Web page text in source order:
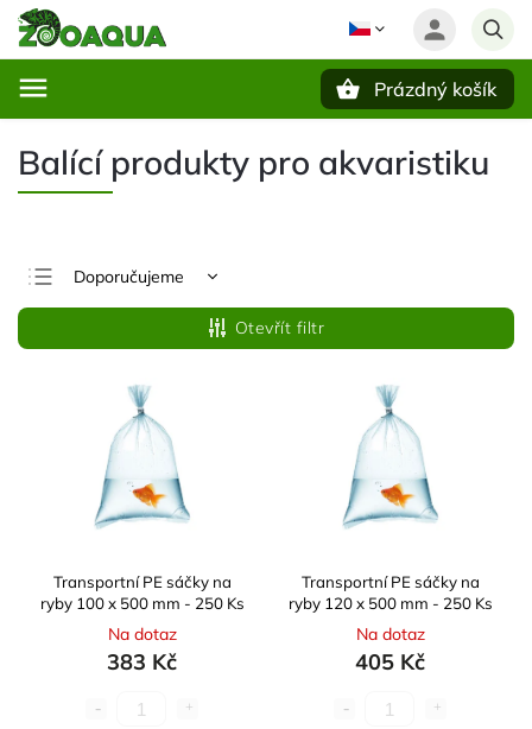
Prázdný košík
Balící produkty pro akvaristiku
Doporučujeme
Nejlevnější
Nejdražší
Nejprodávanější
Abecedně
Otevřít filtr
Transportní PE sáčky na
ryby 100 x 500 mm - 250 Ks
Na dotaz
383 Kč
Transportní PE sáčky na
ryby 120 x 500 mm - 250 Ks
Na dotaz
405 Kč